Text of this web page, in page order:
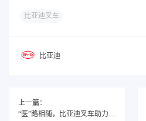
比亚迪叉车
比亚迪
上一篇：
“医”路相随，比亚迪叉车助力医药行业“攻坚克难”！